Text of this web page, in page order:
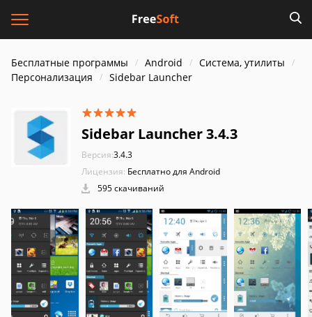
Бесплатные программы Android
Система, утилиты
Персонализация
Sidebar Launcher
Sidebar Launcher 3.4.3
Версия:3.4.3
Лицензия: Бесплатно для Android
595 скачиваний